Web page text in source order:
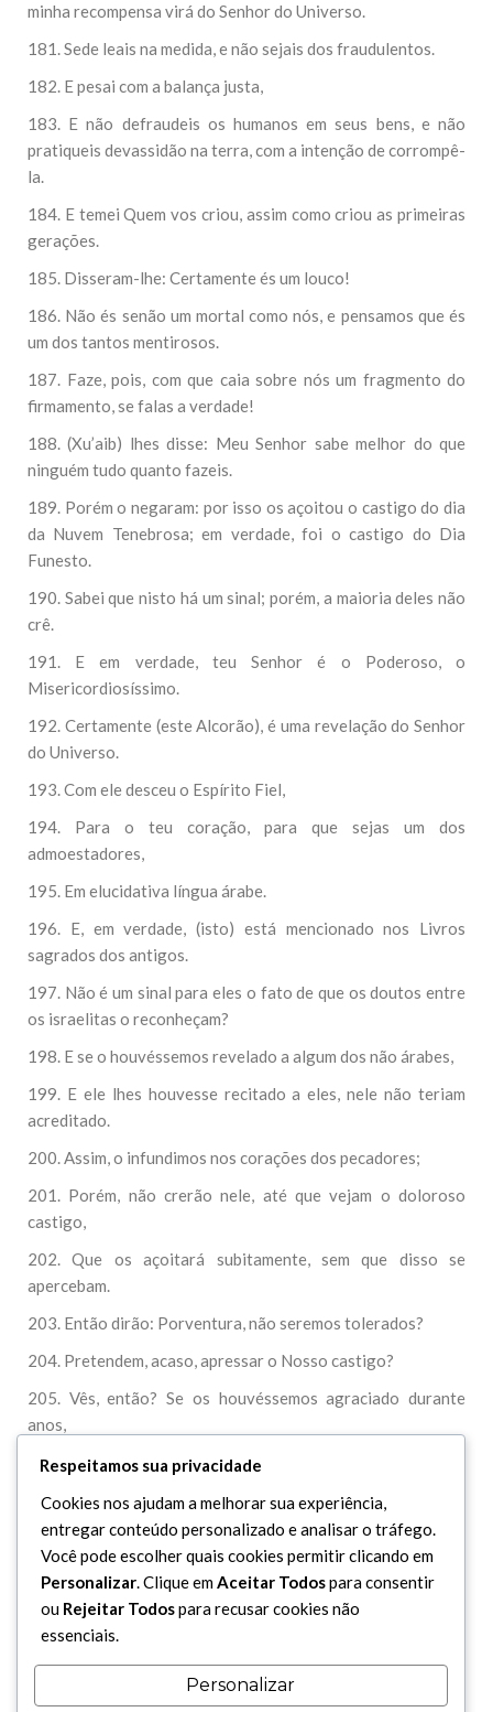
minha recompensa virá do Senhor do Universo.
181. Sede leais na medida, e não sejais dos fraudulentos.
182. E pesai com a balança justa,
183. E não defraudeis os humanos em seus bens, e não
pratiqueis devassidão na terra, com a intenção de corrompê-
la.
184. E temei Quem vos criou, assim como criou as primeiras
gerações.
185. Disseram-lhe: Certamente és um louco!
186. Não és senão um mortal como nós, e pensamos que és
um dos tantos mentirosos.
187. Faze, pois, com que caia sobre nós um fragmento do
firmamento, se falas a verdade!
188. (Xu’aib) lhes disse: Meu Senhor sabe melhor do que
ninguém tudo quanto fazeis.
189. Porém o negaram: por isso os açoitou o castigo do dia
da Nuvem Tenebrosa; em verdade, foi o castigo do Dia
Funesto.
190. Sabei que nisto há um sinal; porém, a maioria deles não
crê.
191. E em verdade, teu Senhor é o Poderoso, o
Misericordiosíssimo.
192. Certamente (este Alcorão), é uma revelação do Senhor
do Universo.
193. Com ele desceu o Espírito Fiel,
194. Para o teu coração, para que sejas um dos
admoestadores,
195. Em elucidativa língua árabe.
196. E, em verdade, (isto) está mencionado nos Livros
sagrados dos antigos.
197. Não é um sinal para eles o fato de que os doutos entre
os israelitas o reconheçam?
198. E se o houvéssemos revelado a algum dos não árabes,
199. E ele lhes houvesse recitado a eles, nele não teriam
acreditado.
200. Assim, o infundimos nos corações dos pecadores;
201. Porém, não crerão nele, até que vejam o doloroso
castigo,
202. Que os açoitará subitamente, sem que disso se
apercebam.
203. Então dirão: Porventura, não seremos tolerados?
204. Pretendem, acaso, apressar o Nosso castigo?
205. Vês, então? Se os houvéssemos agraciado durante
anos,
206. E os açoitasse aquilo que lhes foi prometido,
207. De nada lhes valeria o que tanto os deleitou!
208. Não obstante, jamais destruímos cidade alguma, sem
que antes tivéssemos enviado admoestadores,
209. Como uma advertência, porque nunca fomos injusto.
210. E não foram os malignos que o (Alcorão) trouxeram.
211. Porque isso não lhes compete, nem poderiam fazê-lo.
Respeitamos sua privacidade
Cookies nos ajudam a melhorar sua experiência,
entregar conteúdo personalizado e analisar o tráfego.
Você pode escolher quais cookies permitir clicando em
Personalizar. Clique emAceitar Todospara consentir
ou Rejeitar Todospara recusar cookies não
essenciais.
Personalizar